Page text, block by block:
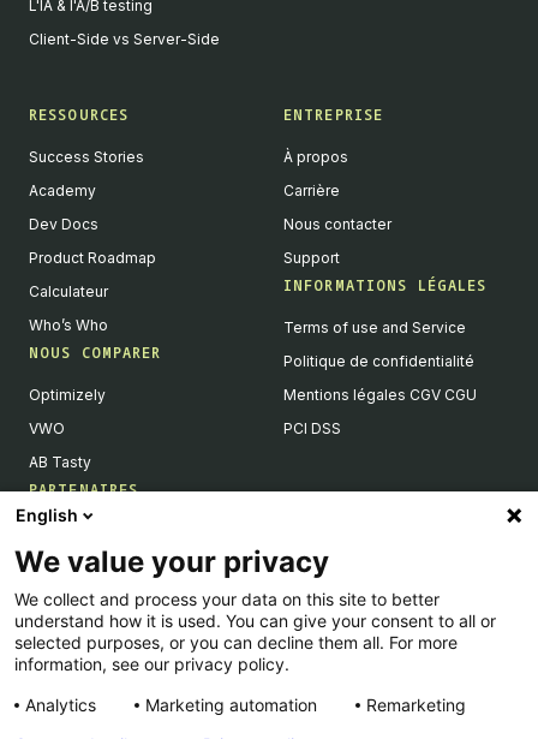
L'IA & l'A/B testing
Client-Side vs Server-Side
RESSOURCES
Success Stories
Academy
Dev Docs
Product Roadmap
Calculateur
Who’s Who
NOUS COMPARER
Optimizely
VWO
AB Tasty
PARTENAIRES
Devenir partenaires
Liste de nos intégrations
Agences Partenaires
ENTREPRISE
À propos
Carrière
Nous contacter
Support
INFORMATIONS LÉGALES
Terms of use and Service
Politique de confidentialité
Mentions légales CGV CGU
PCI DSS
English
We value your privacy
We collect and process your data on this site to better
understand how it is used. You can give your consent to all or
selected purposes, or you can decline them all. For more
information, see our privacy policy.
Analytics
Marketing automation
Remarketing